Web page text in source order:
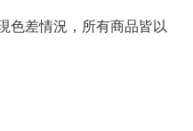
色差情況，所有商品皆以